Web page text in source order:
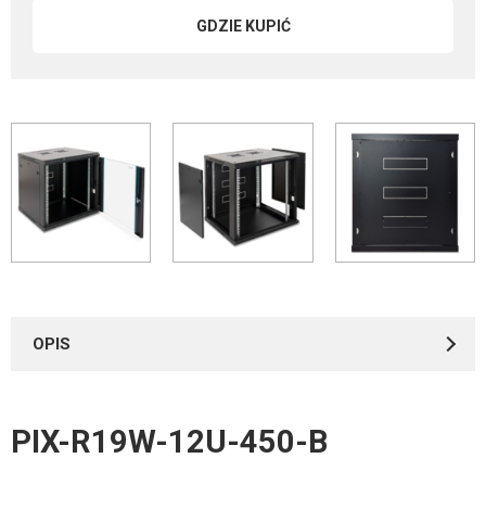
GDZIE KUPIĆ
OPIS
PIX-R19W-12U-450-B
Instrukcje